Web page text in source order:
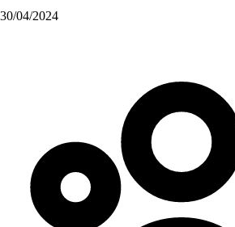
30/04/2024